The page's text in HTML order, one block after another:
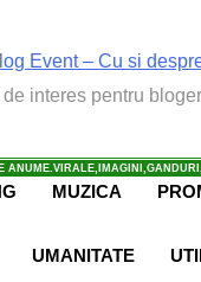
Cu Si
de interes pentru
MUZICA
UMANITATE